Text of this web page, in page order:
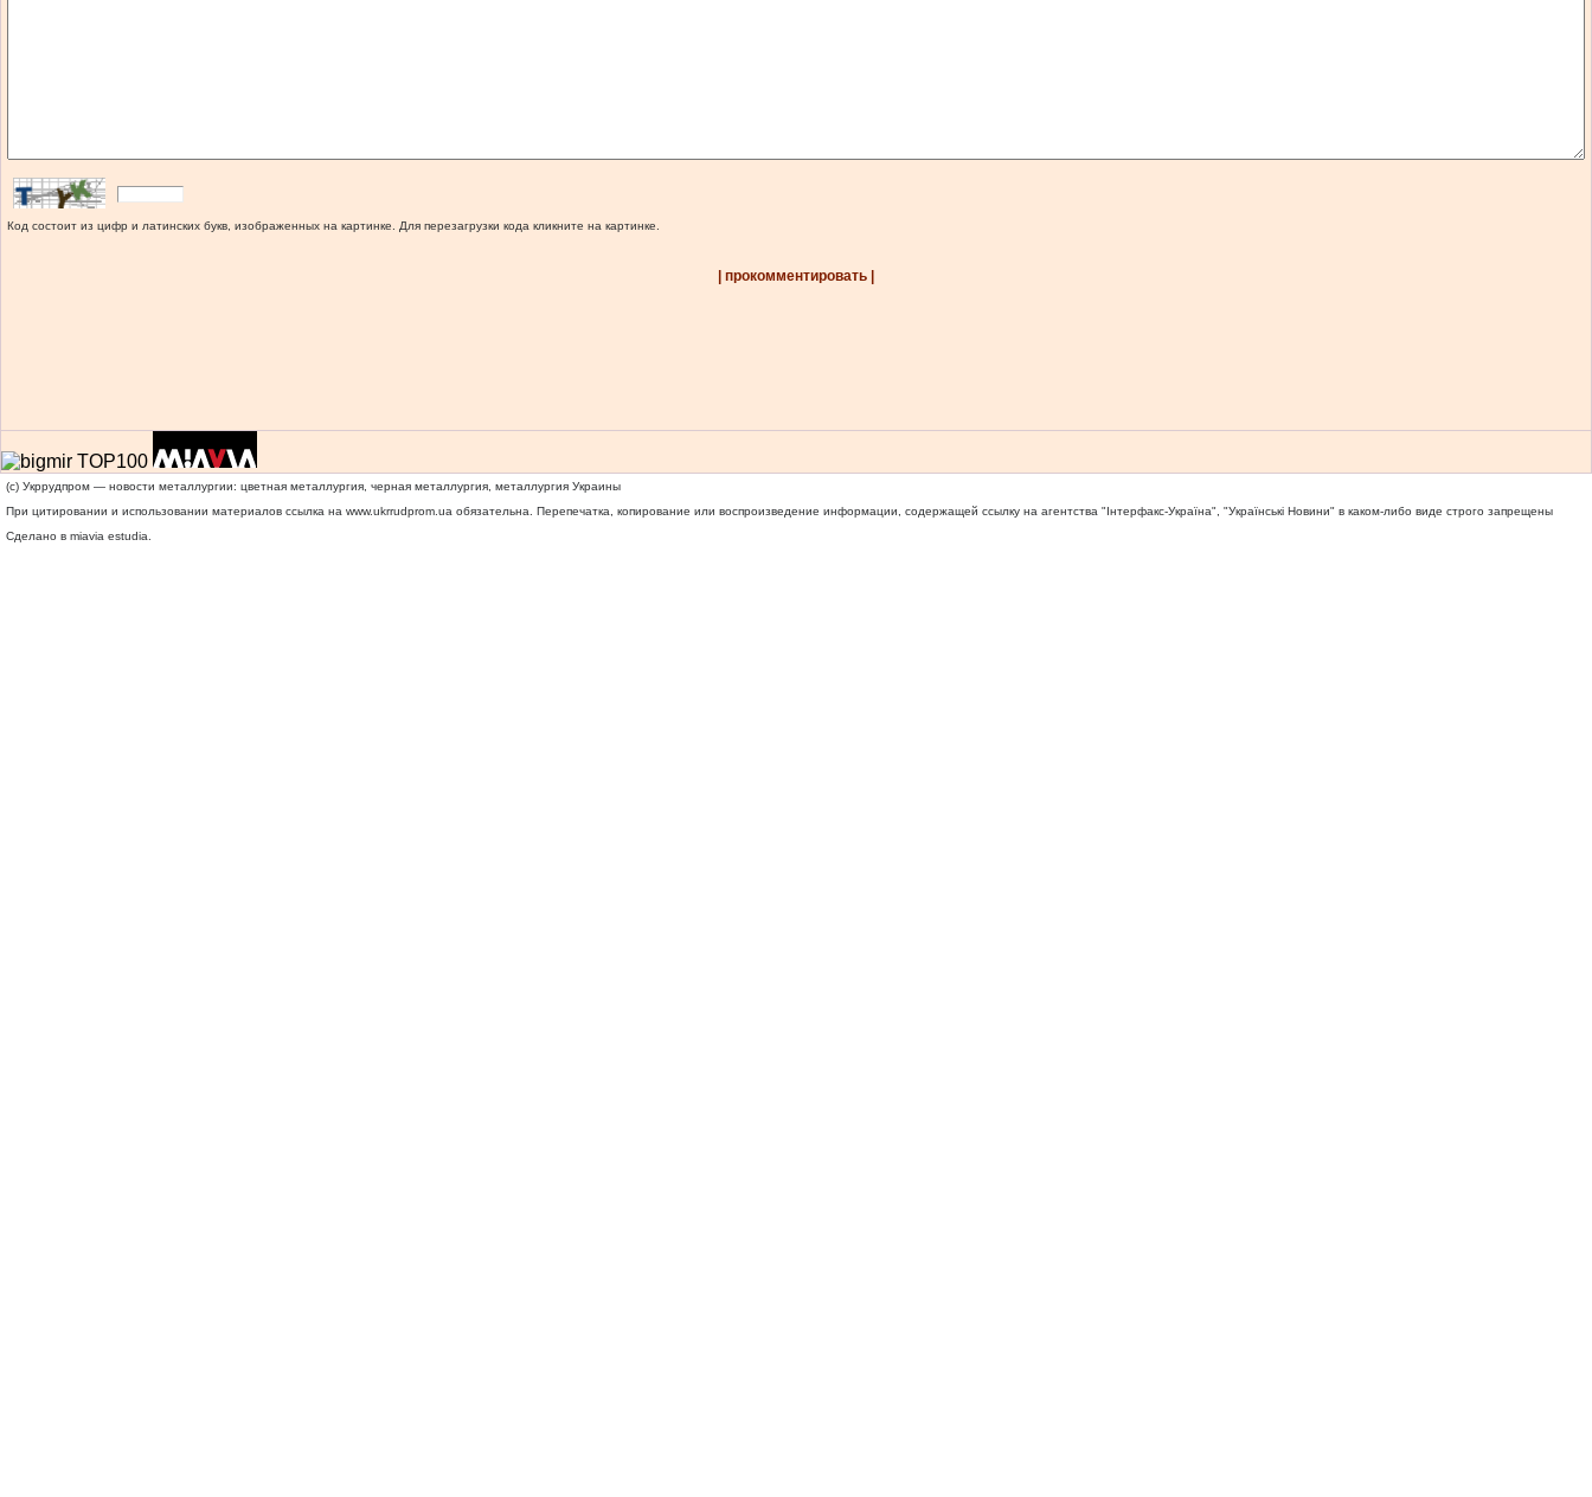
Код состоит из цифр и латинских букв, изображенных на картинке. Для перезагрузки кода кликните на картинке.
| прокомментировать |
(c) Укррудпром — новости металлургии: цветная металлургия, черная металлургия, металлургия Украины
При цитировании и использовании материалов ссылка на www.ukrrudprom.ua обязательна. Перепечатка, копирование или воспроизведение информации, содержащей ссылку на агентства "Iнтерфакс-Україна", "Українськi Новини" в каком-либо виде строго запрещены
Сделано в miavia estudia.